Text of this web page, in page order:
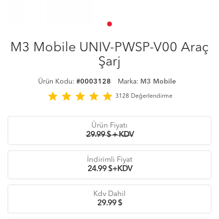
M3 Mobile UNIV-PWSP-V00 Araç
Şarj
Ürün Kodu: #0003128 Marka: M3 Mobile
star star star star star 3128 Değerlendirme
Ürün Fiyatı
29.99 $ + KDV
İndirimli Fiyat
24.99$+KDV
Kdv Dahil
29.99$